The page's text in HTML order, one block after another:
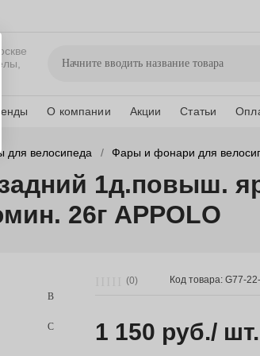
О компании Акции Статьи
для велосипеда Фары и фонари для
1д.повыш.
26г APPOLO
(0) Код товара: G77-
1 150 руб./ шт.